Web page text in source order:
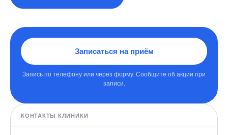
Записаться на приём
Запись по телефону или через форму. Сообщите об акции при
записи.
КОНТАКТЫ КЛИНИКИ